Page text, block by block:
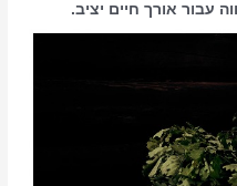
עבור אורך חיים יציב.